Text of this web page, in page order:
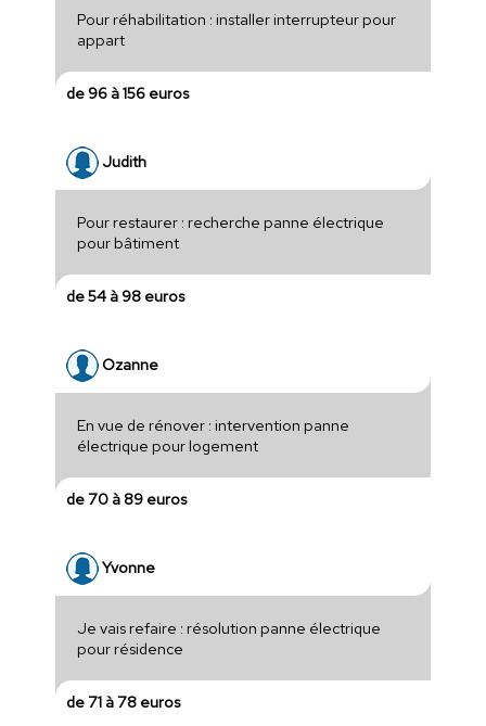
Pour réhabilitation : installer interrupteur pour
appart
de 96 à 156 euros
Judith
Pour restaurer : recherche panne électrique
pour bâtiment
de 54 à 98 euros
Ozanne
En vue de rénover : intervention panne
électrique pour logement
de 70 à 89 euros
Yvonne
Je vais refaire : résolution panne électrique
pour résidence
de 71 à 78 euros